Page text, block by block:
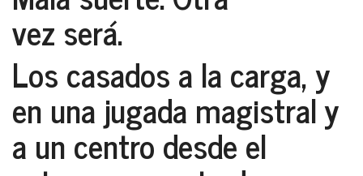
vez será.
Los casados a la carga, y
en una jugada magistral y
a un centro desde el